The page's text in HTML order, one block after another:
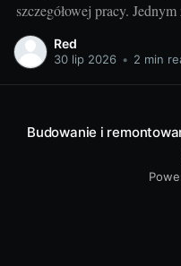
szczegółowej pracy.
procesu drukarskiego,
montażowe. Właściwe ich
Red
30 lip 2026 • 2 min
Budowanie i